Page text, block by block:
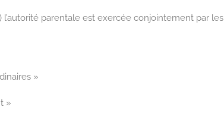
l’autorité parentale est exercée conjointement par les
»
»